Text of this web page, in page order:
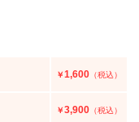
￥1,600 （税込）
￥3,900 （税込）